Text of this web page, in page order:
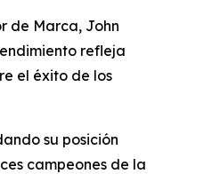
de Marca, John
refleja
el éxito de los
su posición
campeones de la